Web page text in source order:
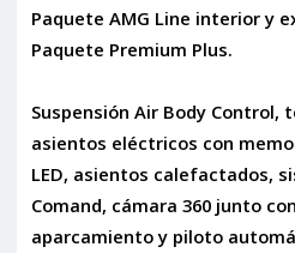
Paquete AMG Line interior y
Paquete Premium Plus.
Suspensión Air Body Control,
asientos eléctricos con
LED, asientos calefactados,
Comand, cámara 360 junto
aparcamiento y piloto